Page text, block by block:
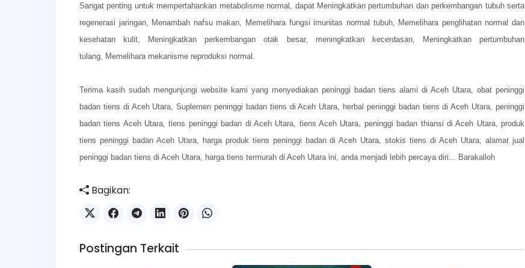
Sangat penting untuk mempertahankan metabolisme normal, dapat Meningkatkan pertumbuhan dan perkembangan tubuh serta
regenerasi jaringan, Menambah nafsu makan, Memelihara fungsi imunitas normal tubuh, Memelihara penglihatan normal dan
kesehatan kulit,
Meningkatkan perkembangan otak besar, meningkatkan kecerdasan,
Meningkatkan pertumbuhan
tulang, Memelihara mekanisme reproduksi normal.
Terima kasih sudah mengunjungi website kami yang menyediakan peninggi badan tiens alami di Aceh Utara, obat peninggi
badan tiens di Aceh Utara, Suplemen peninggi badan tiens di Aceh Utara, herbal peninggi badan tiens di Aceh Utara, peninggi
badan tiens Aceh Utara, tiens peninggi badan di Aceh Utara, tiens Aceh Utara, peninggi badan thiansi di Aceh Utara, produk
tiens peninggi badan Aceh Utara, harga produk tiens peninggi badan di Aceh Utara, stokis tiens di Aceh Utara, alamat jual
peninggi badan tiens di Aceh Utara, harga tiens termurah di Aceh Utara ini, anda menjadi lebih percaya diri... Barakalloh
Bagikan:
Postingan Terkait